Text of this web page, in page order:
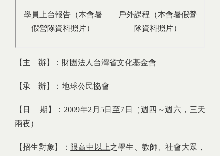
學員上台報告（本會暑
假營隊資料照片）
戶外課程（本會暑假營
隊資料照片）
【主 辦】：財團法人台灣省文化基金會
【承 辦】：地球公民協會
【日 期】：2009年2月5日至7日（週四～週六，三天
兩夜）
【招生對象】： 限高中以上之學生、教師、社會大眾，